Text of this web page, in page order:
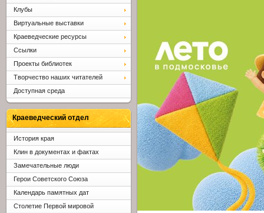
Клубы
Виртуальные выставки
Краеведческие ресурсы
Ссылки
Проекты библиотек
Творчество наших читателей
Доступная среда
Краеведческий отдел
История края
Клин в документах и фактах
Замечательные люди
Герои Советского Союза
Календарь памятных дат
Столетие Первой мировой